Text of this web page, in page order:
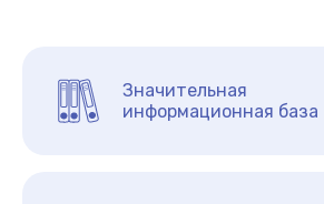
Значительная
информационная база